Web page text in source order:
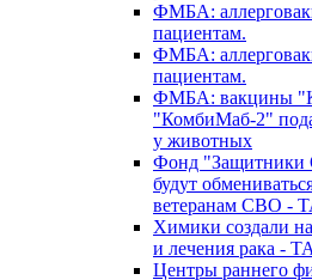
ФМБА:
пациентам.
ФМБА:
пациентам.
ФМБА: вакцины
"КомбиМаб-2"
у животных
Фонд "Защитники
будут
ветеранам СВО -
Химики создали
и лечения рака -
Центры раннего